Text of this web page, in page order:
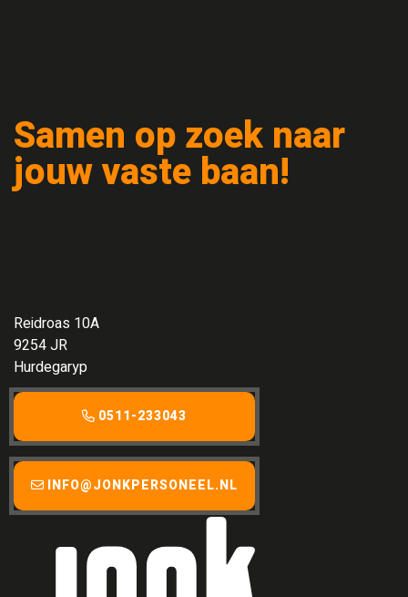
Samen op zoek naar
jouw vaste baan!
Reidroas 10A
9254 JR
Hurdegaryp
0511-233043
INFO@JONKPERSONEEL.NL